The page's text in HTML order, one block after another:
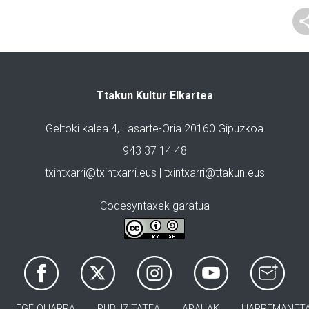
Ttakun Kultur Elkartea
Geltoki kalea 4, Lasarte-Oria 20160 Gipuzkoa
943 37 14 48
txintxarri@txintxarri.eus | txintxarri@ttakun.eus
Codesyntaxek garatua